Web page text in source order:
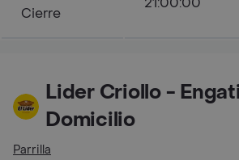
Cierre
Lider Criollo -
Domicilio
Parrilla